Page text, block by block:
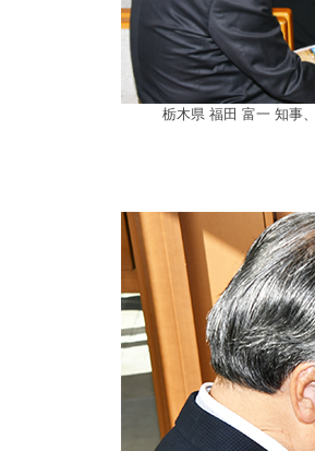
栃木県 福田 富一 知事